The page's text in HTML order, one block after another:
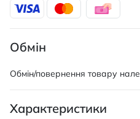
Обмін
Обмін/повернення товару
Характеристики